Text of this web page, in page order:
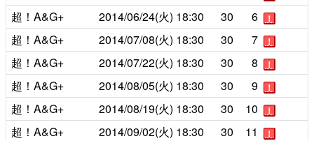
超！A&G+ 2014/06/24(火) 18:30 30 6 ！
超！A&G+ 2014/07/08(火) 18:30 30 7 ！
超！A&G+ 2014/07/22(火) 18:30 30 8 ！
超！A&G+ 2014/08/05(火) 18:30 30 9 ！
超！A&G+ 2014/08/19(火) 18:30 30 10 ！
超！A&G+ 2014/09/02(火) 18:30 30 11 ！